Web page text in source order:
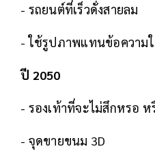
- รถยนต์ที่เร็วดั่งสายลม
- ใช้รูปภาพแทนข้อความ
ปี 2050
- รองเท้าที่จะไม่สึกหรอ ห
- จุดขายขนม 3D